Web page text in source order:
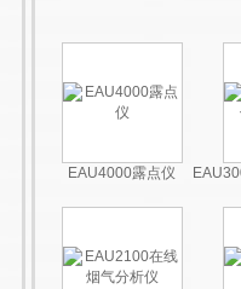
EAU4000露点仪